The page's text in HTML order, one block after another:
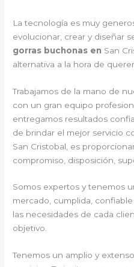
La tecnología es muy
evolucionar, crear y diseñar
gorras buchonas en San
alternativa a la hora de
Trabajamos de la mano de
con un gran equipo
entregamos resultados
de brindar el mejor servicio
San Cristobal, es
compromiso, disposición,
Somos expertos y tenemos
mercado, cumplida,
las necesidades de cada
objetivo.
Tenemos un amplio y